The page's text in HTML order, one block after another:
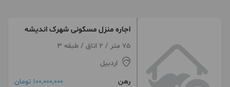
اجاره منزل مسکونی شهرک اندیشه
75 متر / 2 اتاق / طبقه 3
اردبیل
رهن
100,000,000 تومان